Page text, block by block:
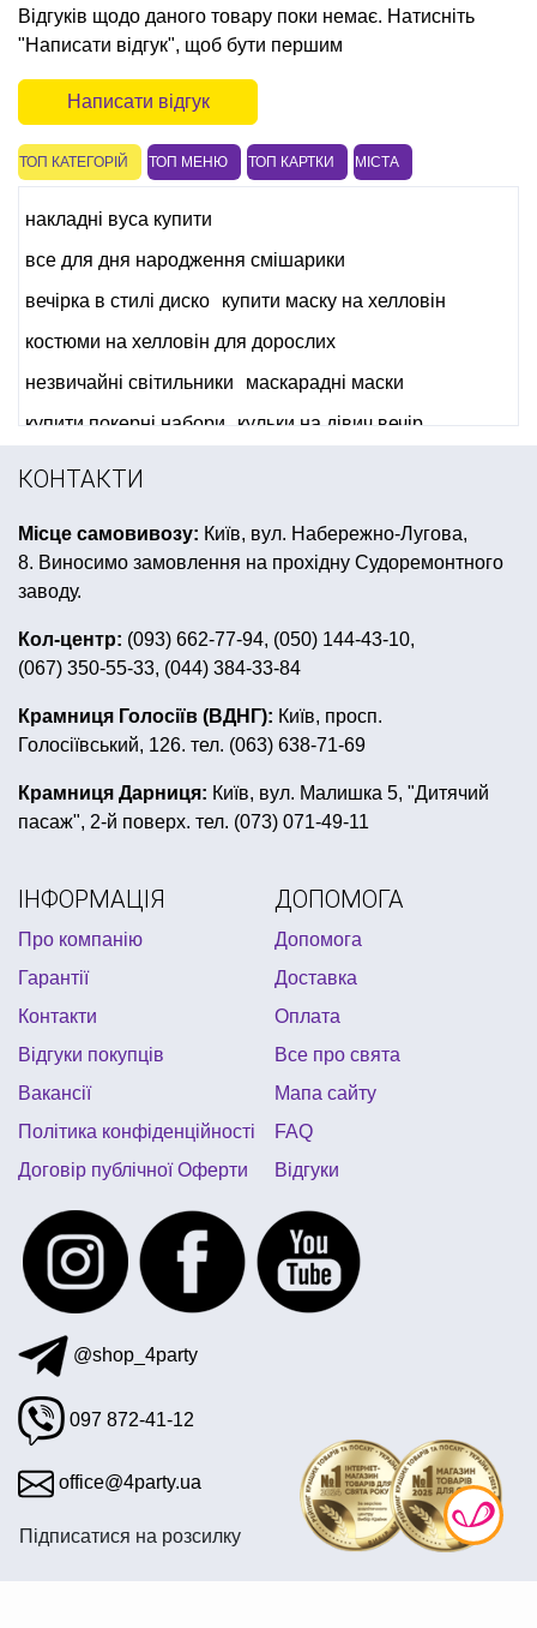
Відгуків щодо даного товару поки немає. Натисніть
"Написати відгук", щоб бути першим
Написати відгук
ТОП КАТЕГОРІЙ ТОП МЕНЮ ТОП КАРТКИ МІСТА
накладні вуса купити
все для дня народження смішарики
вечірка в стилі диско
купити маску на хелловін
костюми на хелловін для дорослих
незвичайні світильники
маскарадні маски
купити покерні набори кульки на дівич вечір
святкові паперові тарілки купити
подарунки до новорічних свят
новорічні обручі на голову
капелюхи відьми
дитячий костюм короля карнавальні окуляри
мексиканська вечірка шапки тварини
дитячий хелловін
метафан
карнавальні костюми для дівчат шпажки для канапе
день народження декор
купити новорічні костюми
арома свічка
подарункові брелки замовити
купити сувенірну ручку
КОНТАКТИ
Місце самовивозу: Київ, вул. Набережно-Лугова,
8. Виносимо замовлення на прохідну Судоремонтного
заводу.
Кол-центр: (093) 662-77-94, (050) 144-43-10,
(067) 350-55-33, (044) 384-33-84
Крамниця Голосіїв (ВДНГ): Київ, просп.
Голосіївський, 126. тел. (063) 638-71-69
Крамниця Дарниця: Київ, вул. Малишка 5, "Дитячий
пасаж", 2-й поверх. тел. (073) 071-49-11
ІНФОРМАЦІЯ
Про компанію
Гарантії
Контакти
Відгуки покупців
Вакансії
Політика конфіденційності
Договір публічної Оферти
ДОПОМОГА
Допомога
Доставка
Оплата
Все про свята
Мапа сайту
FAQ
Відгуки
@shop_4party
097 872-41-12
office@4party.ua
Підписатися на розсилку